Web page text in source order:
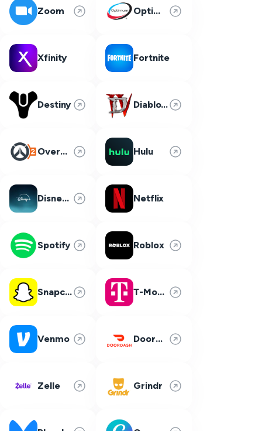
Zoom Optimum
Xfinity Fortnite
Destiny Diablo 4
Overwatch 2 Hulu
Disney Plus Netflix
Spotify Roblox
Snapchat T-Mobile
Venmo DoorDash
Zelle Grindr